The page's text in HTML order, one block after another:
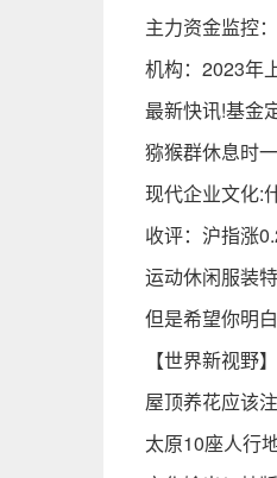
主力资金监控
机构：2023年
最新快讯!基金
猕猴群休息时
现代企业文化:
收评：沪指涨
运动休闲服装
但是希望你明
【世界新视野
屋顶养花应该
太原10座人行